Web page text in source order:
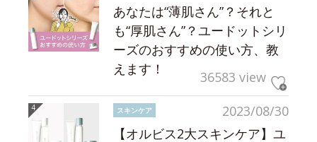
あなたは“薄肌さん”？それと
も“厚肌さん”？ユードットシリ
ーズのおすすめの使い方、教
えます！
36583 view
2023/08/30
スキンケア
【オルビス2大スキンケア】ユ